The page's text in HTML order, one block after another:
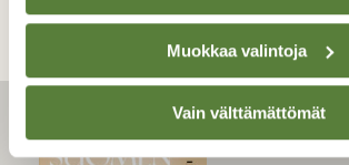
Muokkaa valintoja
Vain välttämättömät
LEHTI